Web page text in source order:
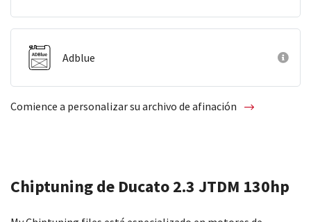
Adblue
Comience a personalizar su archivo de afinación
Chiptuning de Ducato 2.3 JTDM 130hp